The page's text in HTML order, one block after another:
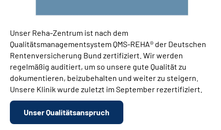
Unser Reha-Zentrum ist nach dem
Qualitätsmanagementsystem QMS-REHA® der Deutschen
Rentenversicherung Bund zertifiziert. Wir werden
regelmäßig auditiert, um so unsere gute Qualität zu
dokumentieren, beizubehalten und weiter zu steigern.
Unsere Klinik wurde zuletzt im September rezertifiziert.
Unser Qualitätsanspruch